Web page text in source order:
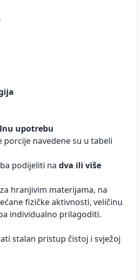
upotrebu
porcije navedene su u tabeli
podijeliti na dva ili više
hranjivim materijama, na
fizičke aktivnosti, veličinu
individualno prilagoditi.
stalan pristup čistoj i svježoj